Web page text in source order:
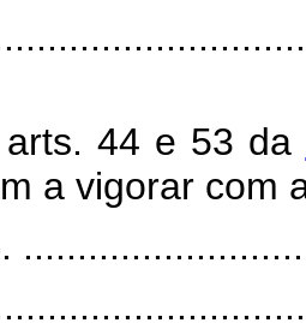
44 e 53 da
a vigorar com